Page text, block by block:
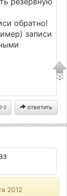
обратно!
записи
0 ответить
2012